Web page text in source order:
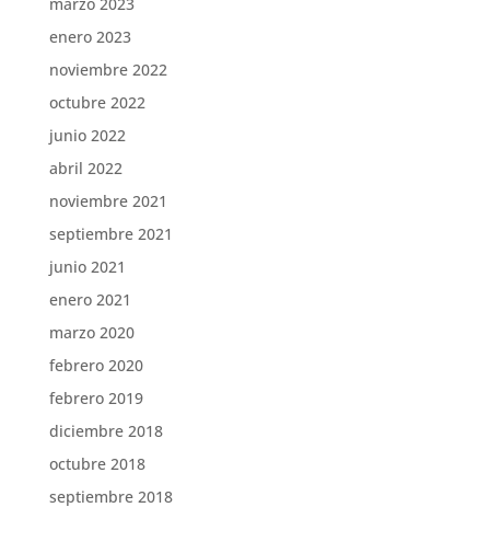
enero 2023
noviembre 2022
octubre 2022
junio 2022
abril 2022
noviembre 2021
septiembre 2021
junio 2021
enero 2021
marzo 2020
febrero 2020
febrero 2019
diciembre 2018
octubre 2018
septiembre 2018